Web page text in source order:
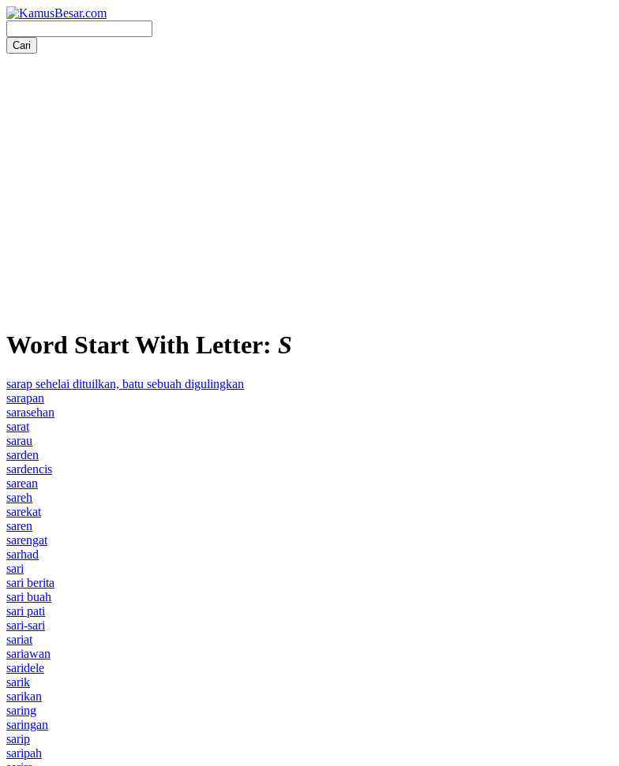
Word Start With Letter: S
sarap sehelai dituilkan, batu sebuah digulingkan
sarapan
sarasehan
sarat
sarau
sarden
sardencis
sarean
sareh
sarekat
saren
sarengat
sarhad
sari
sari berita
sari buah
sari pati
sari-sari
sariat
sariawan
saridele
sarik
sarikan
saring
saringan
sarip
saripah